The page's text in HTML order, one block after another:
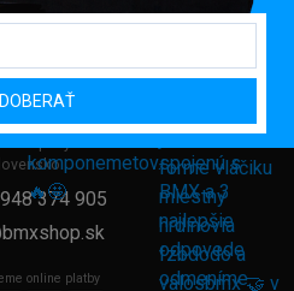
ADRESA
s. r. o.
Martina 708/30
374 905
online platby